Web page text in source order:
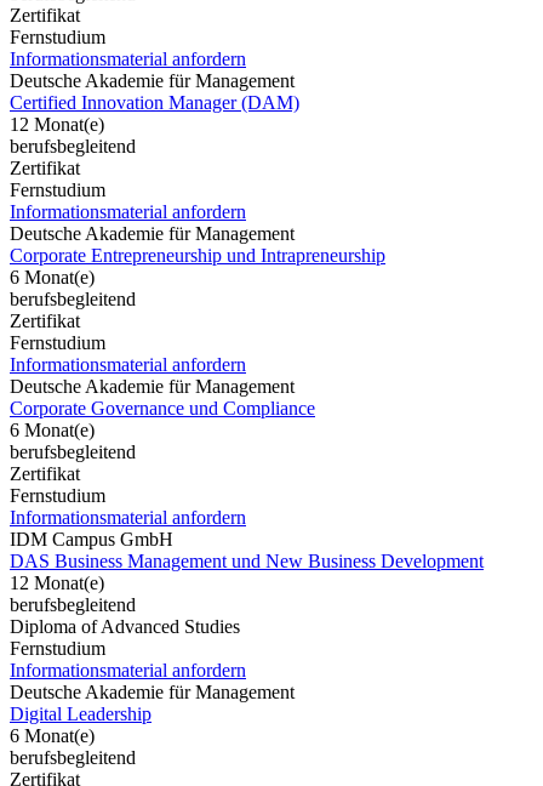
Zertifikat
Fernstudium
Informationsmaterial anfordern
Deutsche Akademie für Management
Certified Innovation Manager (DAM)
12 Monat(e)
berufsbegleitend
Zertifikat
Fernstudium
Informationsmaterial anfordern
Deutsche Akademie für Management
Corporate Entrepreneurship und Intrapreneurship
6 Monat(e)
berufsbegleitend
Zertifikat
Fernstudium
Informationsmaterial anfordern
Deutsche Akademie für Management
Corporate Governance und Compliance
6 Monat(e)
berufsbegleitend
Zertifikat
Fernstudium
Informationsmaterial anfordern
IDM Campus GmbH
DAS Business Management und New Business Development
12 Monat(e)
berufsbegleitend
Diploma of Advanced Studies
Fernstudium
Informationsmaterial anfordern
Deutsche Akademie für Management
Digital Leadership
6 Monat(e)
berufsbegleitend
Zertifikat